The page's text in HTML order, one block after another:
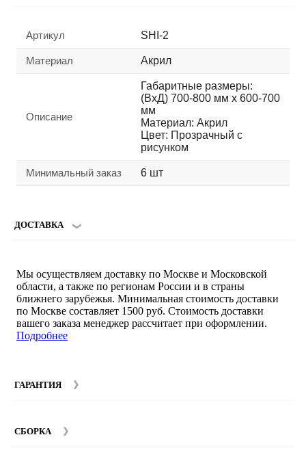
Артикул SHI-2
Материал Акрил
Описание
Габаритные размеры:
(ВхД) 700-800 мм х 600-700
мм
Материал: Акрил
Цвет: Прозрачный с
рисунком
Минимальный заказ 6 шт
ДОСТАВКА
Мы осуществляем доставку по Москве и Московской
области, а также по регионам России и в страны
ближнего зарубежья. Минимальная стоимость доставки
по Москве составляет 1500 руб. Стоимость доставки
вашего заказа менеджер рассчитает при оформлении.
Подробнее
ГАРАНТИЯ
составляет 12 месяцев с момента покупки при
СБОРКА